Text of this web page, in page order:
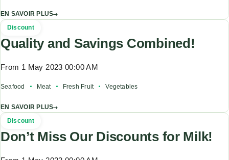
EN SAVOIR PLUS
Discount
Quality and Savings Combined!
From 1 May 2023 00:00 AM
Seafood Meat Fresh Fruit Vegetables
EN SAVOIR PLUS
Discount
Don’t Miss Our Discounts for Milk!